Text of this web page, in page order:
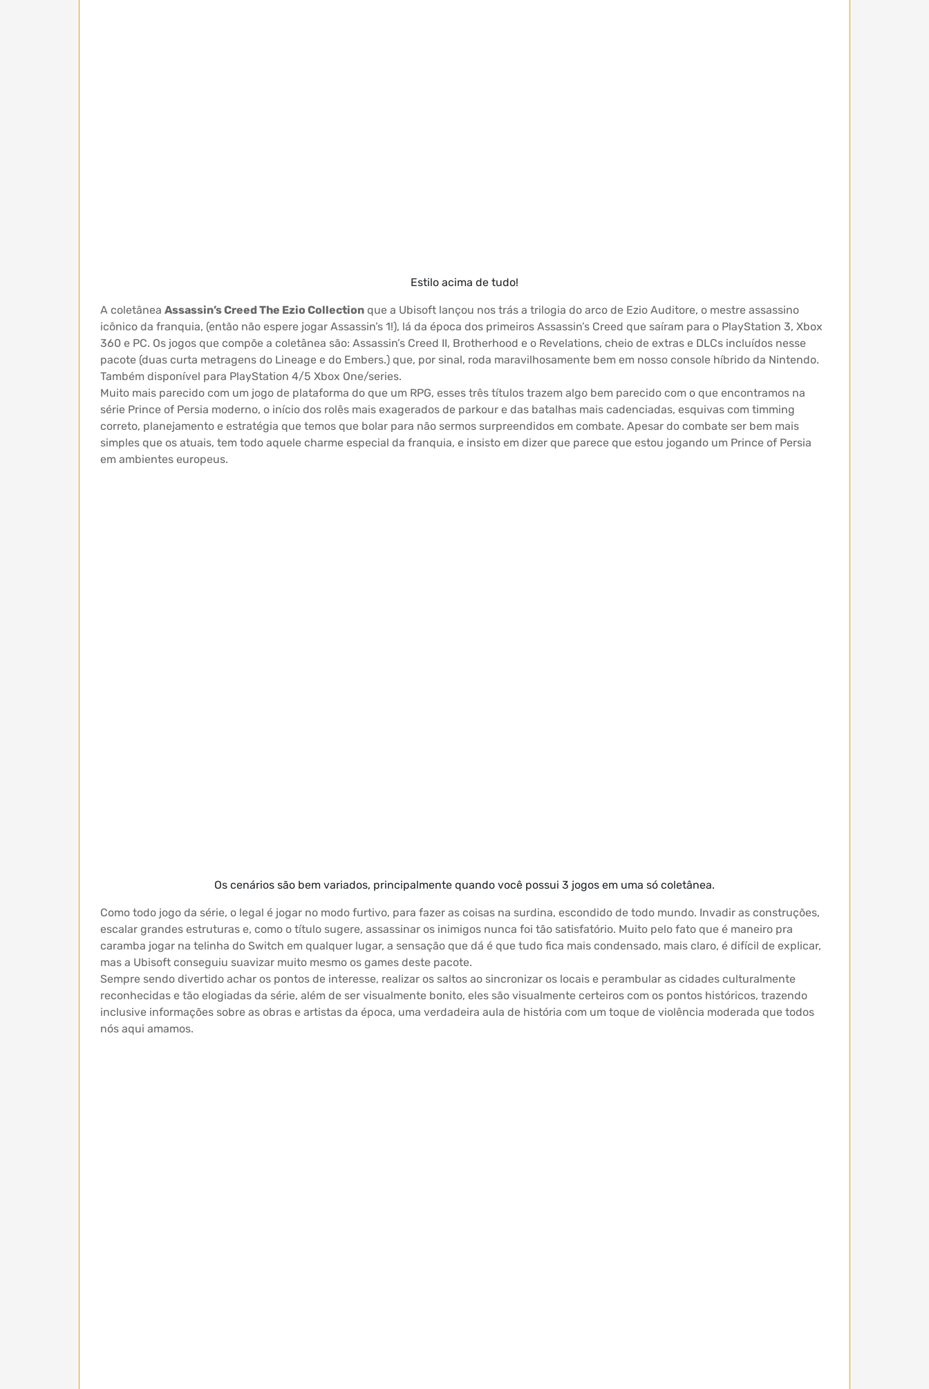
Estilo acima de tudo!
A coletânea Assassin’s Creed The Ezio Collection que a Ubisoft lançou nos trás a trilogia do arco de Ezio Auditore, o mestre assassino
icônico da franquia, (então não espere jogar Assassin’s 1!), lá da época dos primeiros Assassin’s Creed que saíram para o PlayStation 3, Xbox
360 e PC. Os jogos que compõe a coletânea são: Assassin’s Creed II, Brotherhood e o Revelations, cheio de extras e DLCs incluídos nesse
pacote (duas curta metragens do Lineage e do Embers.) que, por sinal, roda maravilhosamente bem em nosso console híbrido da Nintendo.
Também disponível para PlayStation 4/5 Xbox One/series.
Muito mais parecido com um jogo de plataforma do que um RPG, esses três títulos trazem algo bem parecido com o que encontramos na
série Prince of Persia moderno, o início dos rolês mais exagerados de parkour e das batalhas mais cadenciadas, esquivas com timming
correto, planejamento e estratégia que temos que bolar para não sermos surpreendidos em combate. Apesar do combate ser bem mais
simples que os atuais, tem todo aquele charme especial da franquia, e insisto em dizer que parece que estou jogando um Prince of Persia
em ambientes europeus.
Os cenários são bem variados, principalmente quando você possui 3 jogos em uma só coletânea.
Como todo jogo da série, o legal é jogar no modo furtivo, para fazer as coisas na surdina, escondido de todo mundo. Invadir as construções,
escalar grandes estruturas e, como o título sugere, assassinar os inimigos nunca foi tão satisfatório. Muito pelo fato que é maneiro pra
caramba jogar na telinha do Switch em qualquer lugar, a sensação que dá é que tudo fica mais condensado, mais claro, é difícil de explicar,
mas a Ubisoft conseguiu suavizar muito mesmo os games deste pacote.
Sempre sendo divertido achar os pontos de interesse, realizar os saltos ao sincronizar os locais e perambular as cidades culturalmente
reconhecidas e tão elogiadas da série, além de ser visualmente bonito, eles são visualmente certeiros com os pontos históricos, trazendo
inclusive informações sobre as obras e artistas da época, uma verdadeira aula de história com um toque de violência moderada que todos
nós aqui amamos.